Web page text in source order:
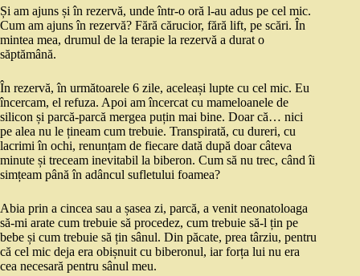
Și am ajuns și în rezervă, unde într-o oră l-au adus pe cel mic.
Cum am ajuns în rezervă? Fără cărucior, fără lift, pe scări. În
mintea mea, drumul de la terapie la rezervă a durat o
săptămână.
În rezervă, în următoarele 6 zile, aceleași lupte cu cel mic. Eu
încercam, el refuza. Apoi am încercat cu mameloanele de
silicon și parcă-parcă mergea puțin mai bine. Doar că… nici
pe alea nu le țineam cum trebuie. Transpirată, cu dureri, cu
lacrimi în ochi, renunțam de fiecare dată după doar câteva
minute și treceam inevitabil la biberon. Cum să nu trec, când îi
simțeam până în adâncul sufletului foamea?
Abia prin a cincea sau a șasea zi, parcă, a venit neonatoloaga
să-mi arate cum trebuie să procedez, cum trebuie să-l țin pe
bebe și cum trebuie să țin sânul. Din păcate, prea târziu, pentru
că cel mic deja era obișnuit cu biberonul, iar forța lui nu era
cea necesară pentru sânul meu.